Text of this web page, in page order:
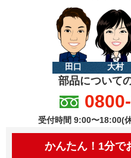
田口 大村
部品について
受付時間 9:00〜18:00(
かんたん！1分で